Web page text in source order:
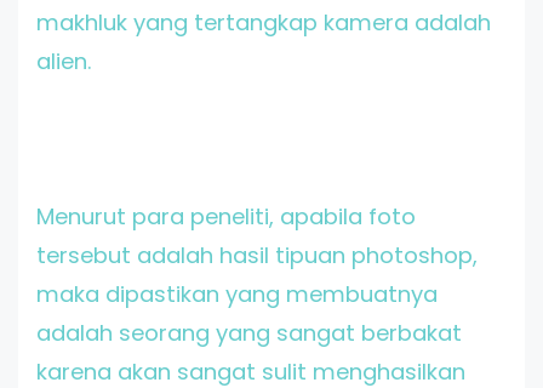
makhluk yang tertangkap kamera adalah
alien.
Menurut para peneliti, apabila foto
tersebut adalah hasil tipuan photoshop,
maka dipastikan yang membuatnya
adalah seorang yang sangat berbakat
karena akan sangat sulit menghasilkan